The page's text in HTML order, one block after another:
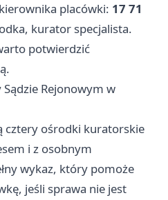
placówki: 17 71
kurator specjalista.
potwierdzić
Rejonowym w
cztery ośrodki kuratorskie
i z osobnym
wykaz, który pomoże
jeśli sprawa nie jest